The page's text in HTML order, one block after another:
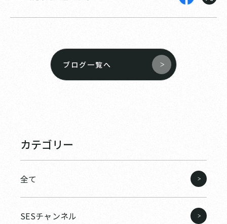
ブログ一覧へ
カテゴリー
全て
SESチャンネル